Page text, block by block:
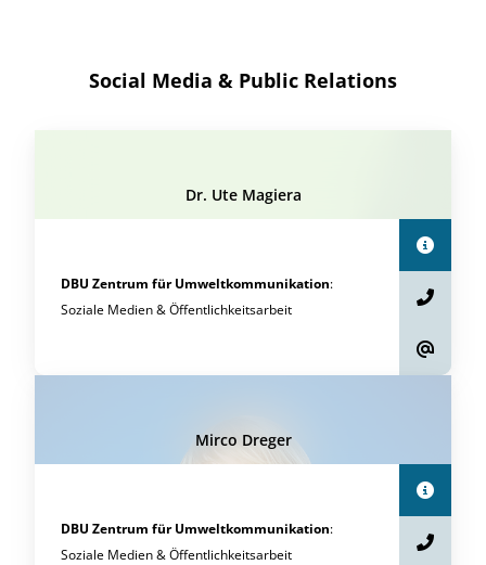
Social Media & Public Relations
Dr. Ute Magiera
DBU Zentrum für Umweltkommunikation:
Soziale Medien & Öffentlichkeitsarbeit
Mirco Dreger
DBU Zentrum für Umweltkommunikation:
Soziale Medien & Öffentlichkeitsarbeit